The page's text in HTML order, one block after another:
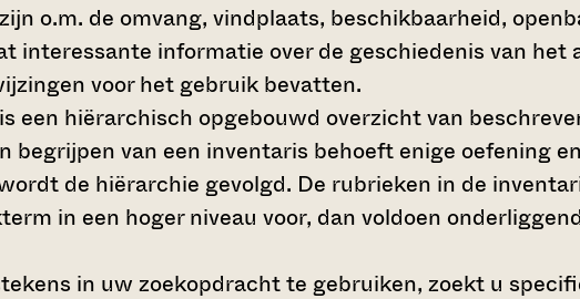
o.m. de omvang, vindplaats, beschikbaarheid,
interessante informatie over de geschiedenis van het
voor het gebruik bevatten.
een hiërarchisch opgebouwd overzicht van
begrijpen van een inventaris behoeft enige oefening
de hiërarchie gevolgd. De rubrieken in de
in een hoger niveau voor, dan voldoen
in uw zoekopdracht te gebruiken, zoekt u